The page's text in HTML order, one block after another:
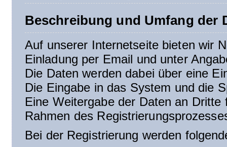
Beschreibung und Umfang der
Auf unserer Internetseite bieten wir
Einladung per Email und unter
Die Daten werden dabei über eine
Die Eingabe in das System und die
Eine Weitergabe der Daten an
Rahmen des
Bei der Registrierung werden